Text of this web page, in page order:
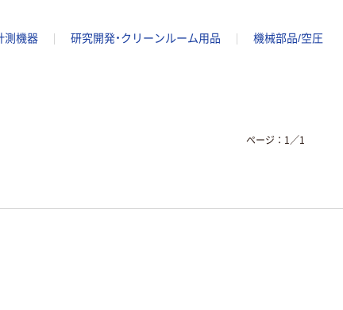
測機器 研究開発・クリーンルーム用品
機械部品/空圧
ページ： 1／1